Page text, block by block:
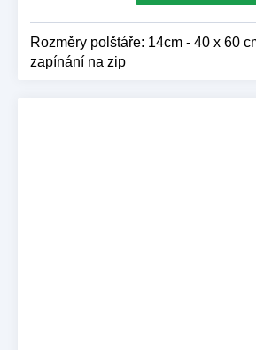
Rozměry polštáře: 14cm - 40 x 60
zapínání na zip